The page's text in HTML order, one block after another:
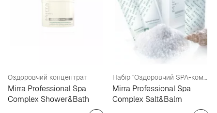
Оздоровчий концентрат
Mirra Professional Spa
Complex Shower&Bath
Набір "Оздоровчий SPA-комплекс"
Mirra Professional Spa
Complex Salt&Balm